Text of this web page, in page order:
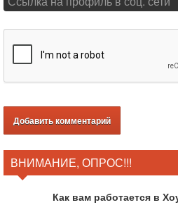
ВНИМАНИЕ, ОПРОС!!!
Как вам работается в